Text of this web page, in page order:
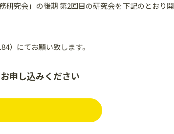
研究会」の後期 第2回目の研究会を下記のとおり開
）にてお願い致します。
申し込みください